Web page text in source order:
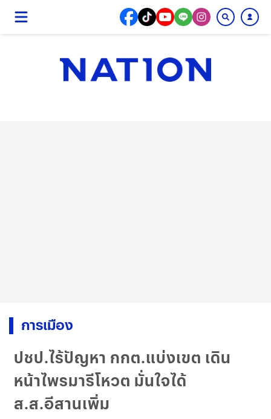
การเมือง
ปชป.ไร้ปัญหา กกต.แบ่งเขต เดิน
หน้าไพรมารีโหวต มั่นใจได้
ส.ส.อีสานเพิ่ม